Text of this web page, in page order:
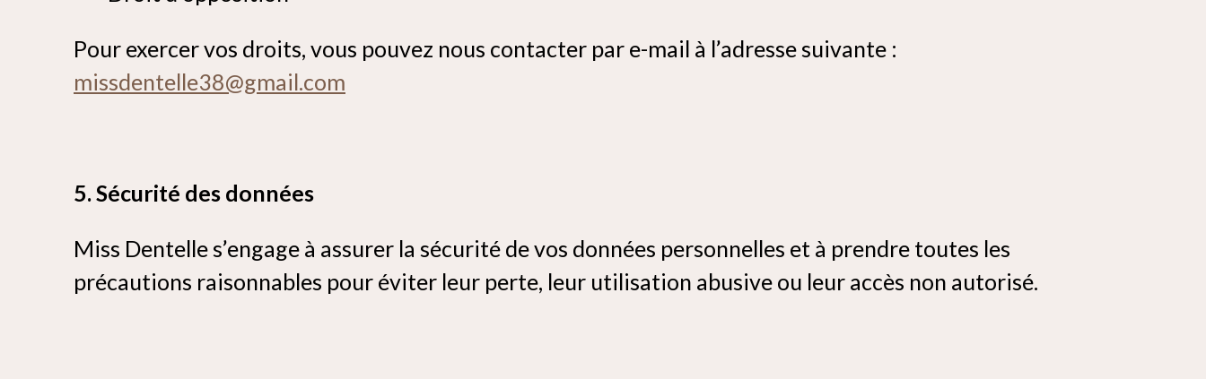
Pour exercer vos droits, vous pouvez nous contacter par e-mail à l’adresse suivante :
missdentelle38@gmail.com
5. Sécurité des données
Miss Dentelle s’engage à assurer la sécurité de vos données personnelles et à prendre toutes les
précautions raisonnables pour éviter leur perte, leur utilisation abusive ou leur accès non autorisé.